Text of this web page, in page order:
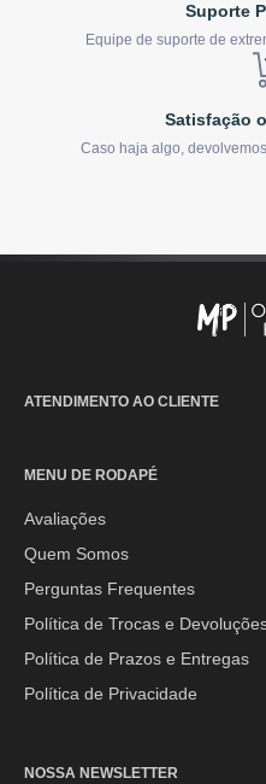
Suporte
Equipe de suporte de
Satisfação
Caso haja algo,
ATENDIMENTO AO CLIENTE
Segunda à Sexta-feira: 08h às
Sábado: 08h às 12h
WhatsApp:
(44) 9 8856-3798
MENU DE RODAPÉ
Avaliações
Quem Somos
Perguntas Frequentes
Política de Trocas e
Política de Prazos e Entregas
Política de Privacidade
NOSSA NEWSLETTER